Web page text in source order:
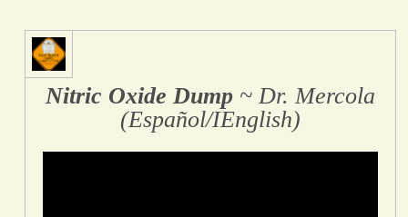
Nitric Oxide Dump ~ Dr. Mercola
(Español/IEnglish)